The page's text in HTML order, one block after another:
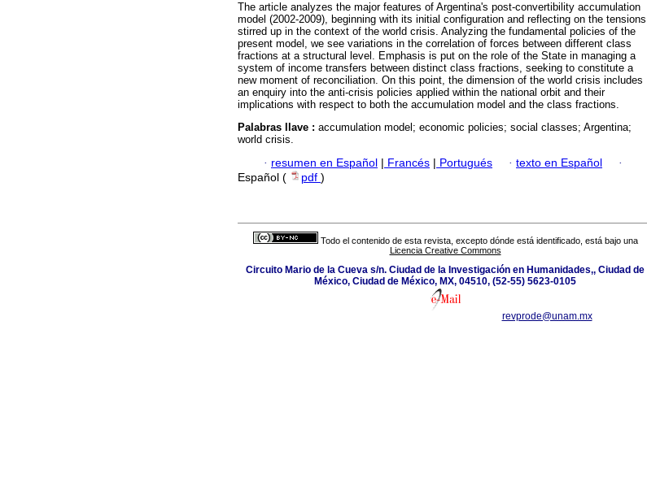
The article analyzes the major features of Argentina's post-convertibility accumulation
model (2002-2009), beginning with its initial configuration and reflecting on the tensions
stirred up in the context of the world crisis. Analyzing the fundamental policies of the
present model, we see variations in the correlation of forces between different class
fractions at a structural level. Emphasis is put on the role of the State in managing a
system of income transfers between distinct class fractions, seeking to constitute a
new moment of reconciliation. On this point, the dimension of the world crisis includes
an enquiry into the anti-crisis policies applied within the national orbit and their
implications with respect to both the accumulation model and the class fractions.
Palabras llave : accumulation model; economic policies; social classes; Argentina;
world crisis.
· resumen en Español | Francés | Portugués · texto en Español
·
Español (
pdf )
Todo el contenido de esta revista, excepto dónde está identificado, está bajo una
Licencia Creative Commons
Circuito Mario de la Cueva s/n. Ciudad de la Investigación en Humanidades,, Ciudad de
México, Ciudad de México, MX, 04510, (52-55) 5623-0105
revprode@unam.mx